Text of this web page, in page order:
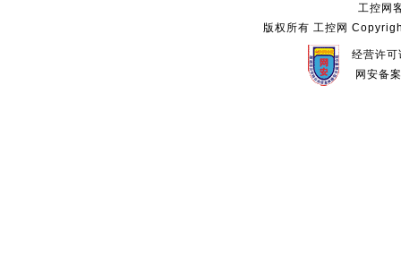
工控网
版权所有 工控网
经营许
网安备